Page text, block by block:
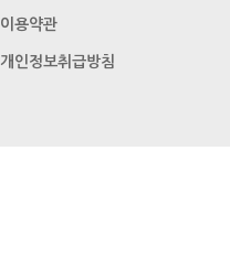
이용약관
개인정보취급방침